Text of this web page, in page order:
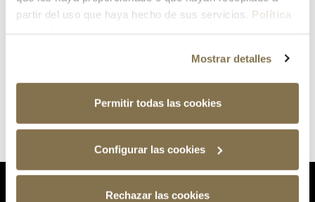
partir del uso que haya hecho de sus servicios. Política
Mostrar detalles
Permitir todas las cookies
Configurar las cookies
Rechazar las cookies